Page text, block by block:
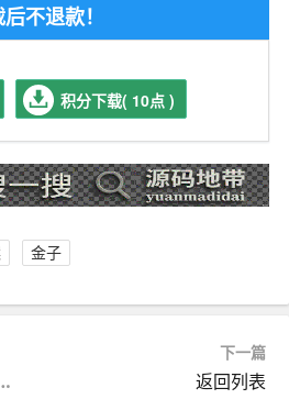
不退款！
积分下载( 10点 )
金子
电视剧解说文案
下一篇
返回列表